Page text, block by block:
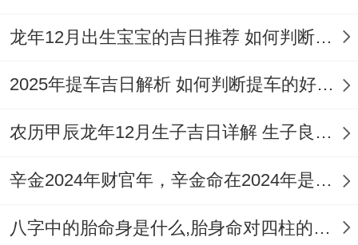
建议大家在确定具体日期前，最好咨询当地
位、天气因素等都考虑进去.
毕竟,慎终追远的心意最首要，选对方法才能
墓地时记的提前三个月开始筹备、既要查黄
历看时辰，也要准备好应对突发状况的预案
龙年12月出生宝宝的吉日推荐 如何判断吉日是否适合宝宝
2025年提车吉日解析 如何判断提车的好日子
农历甲辰龙年12月生子吉日详解 生子良辰的影响因素
辛金2024年财官年，辛金命在2024年是财官年还是财印年
八字中的胎命身是什么,胎身命对四柱的影响